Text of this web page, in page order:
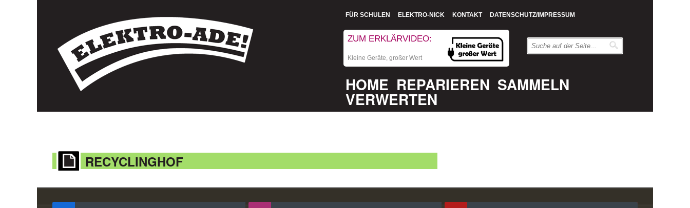
FÜR SCHULEN ELEKTRO-NICK KONTAKT DATENSCHUTZ/IMPRESSUM
ZUM ERKLÄRVIDEO:
Kleine Geräte, großer Wert
HOME REPARIEREN SAMMELN
VERWERTEN
RECYCLINGHOF